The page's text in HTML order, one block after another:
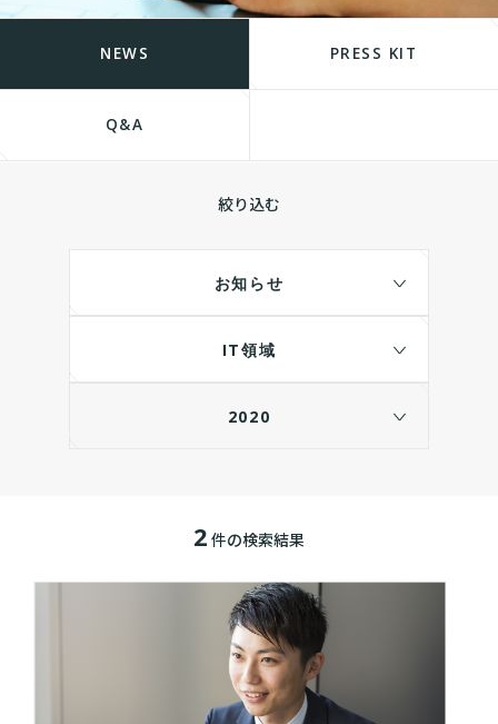
NEWS PRESS KIT
Q&A
絞り込む
お知らせ
IT領域
2020
2 件の検索結果